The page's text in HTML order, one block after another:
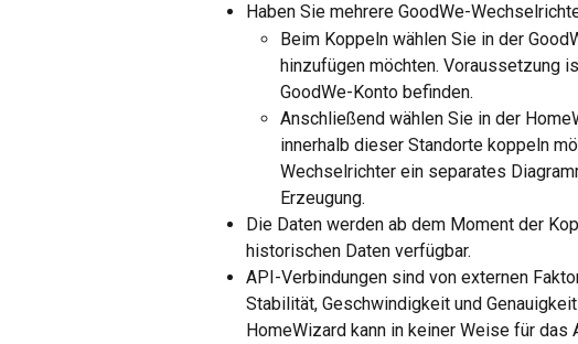
Haben Sie mehrere GoodWe-
Beim Koppeln wählen Sie in der
hinzufügen möchten. Voraussetzung
GoodWe-Konto befinden.
Anschließend wählen Sie in der
innerhalb dieser Standorte koppeln
Wechselrichter ein separates
Erzeugung.
Die Daten werden ab dem Moment der
historischen Daten verfügbar.
API-Verbindungen sind von externen
Stabilität, Geschwindigkeit und
HomeWizard kann in keiner Weise für